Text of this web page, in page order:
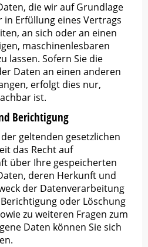
die wir auf Grundlage
Erfüllung eines Vertrags
an sich oder an einen
maschinenlesbaren
lassen. Sofern Sie die
Daten an einen anderen
erfolgt dies nur,
ist.
Berichtigung
geltenden gesetzlichen
das Recht auf
über Ihre gespeicherten
deren Herkunft und
der Datenverarbeitung
oder Löschung
zu weiteren Fragen zum
Daten können Sie sich